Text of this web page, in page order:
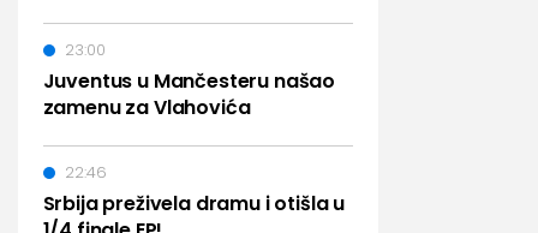
Juventus u Mančesteru našao
zamenu za Vlahovića
23:00
Srbija preživela dramu i otišla u
22:46